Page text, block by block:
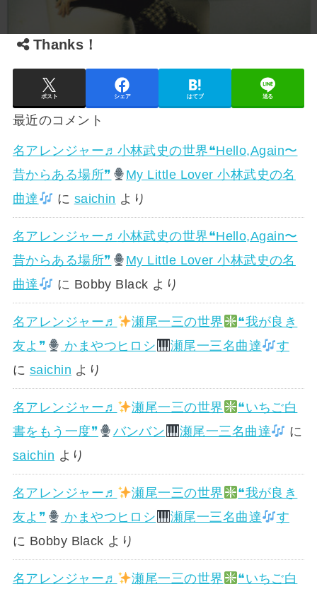
Thanks！
ポスト シェア はてブ 送る
最近のコメント
名アレンジャー♬ 小林武史の世界❝Hello,Again〜
昔からある場所❞
My Little Lover 小林武史の名
曲達
に saichin より
名アレンジャー♬ 小林武史の世界❝Hello,Again〜
昔からある場所❞
My Little Lover 小林武史の名
曲達
に Bobby Black より
名アレンジャー♬ 瀬尾一三の世界
❝我が良き
友よ❞
かまやつヒロシ 瀬尾一三名曲達
す
に saichin より
名アレンジャー♬ 瀬尾一三の世界
❝いちご白
書をもう一度❞
バンバン 瀬尾一三名曲達
に
saichin より
名アレンジャー♬ 瀬尾一三の世界
❝我が良き
友よ❞
かまやつヒロシ 瀬尾一三名曲達
す
に Bobby Black より
名アレンジャー♬ 瀬尾一三の世界
❝いちご白